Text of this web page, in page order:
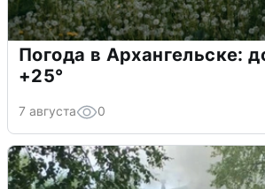
Погода в Архангельске:
+25°
7 августа 0